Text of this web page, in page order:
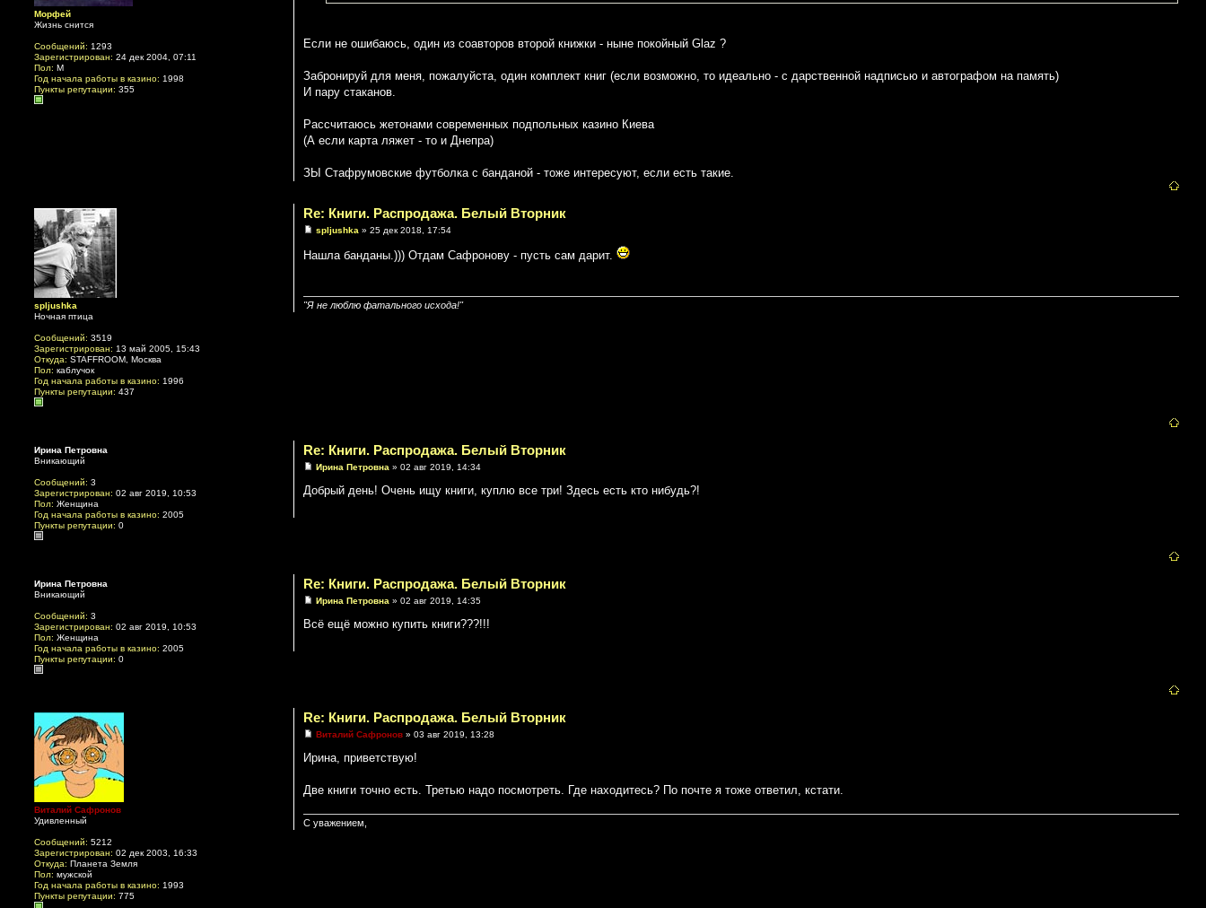
Если не ошибаюсь, один из соавторов второй книжки - ныне покойный Glaz ?
Забронируй для меня, пожалуйста, один комплект книг (если возможно, то идеально - с дарственной надписью и автографом на память)
И пару стаканов.
Рассчитаюсь жетонами современных подпольных казино Киева
(А если карта ляжет - то и Днепра)
ЗЫ Стафрумовские футболка с банданой - тоже интересуют, если есть такие.
Морфей
Жизнь снится
Сообщений: 1293
Зарегистрирован: 24 дек 2004, 07:11
Пол: М
Год начала работы в казино: 1998
Пункты репутации: 355
Re: Книги. Распродажа. Белый Вторник
spljushka » 25 дек 2018, 17:54
Нашла банданы.))) Отдам Сафронову - пусть сам дарит.
"Я не люблю фатального исхода!"
spljushka
Ночная птица
Сообщений: 3519
Зарегистрирован: 13 май 2005, 15:43
Откуда: STAFFROOM, Москва
Пол: каблучок
Год начала работы в казино: 1996
Пункты репутации: 437
Re: Книги. Распродажа. Белый Вторник
Ирина Петровна » 02 авг 2019, 14:34
Добрый день! Очень ищу книги, куплю все три! Здесь есть кто нибудь?!
Ирина Петровна
Вникающий
Сообщений: 3
Зарегистрирован: 02 авг 2019, 10:53
Пол: Женщина
Год начала работы в казино: 2005
Пункты репутации: 0
Re: Книги. Распродажа. Белый Вторник
Ирина Петровна » 02 авг 2019, 14:35
Всё ещё можно купить книги???!!!
Ирина Петровна
Вникающий
Сообщений: 3
Зарегистрирован: 02 авг 2019, 10:53
Пол: Женщина
Год начала работы в казино: 2005
Пункты репутации: 0
Re: Книги. Распродажа. Белый Вторник
Виталий Сафронов » 03 авг 2019, 13:28
Ирина, приветствую!
Две книги точно есть. Третью надо посмотреть. Где находитесь? По почте я тоже ответил, кстати.
С уважением,
Виталий Сафронов
Удивленный
Сообщений: 5212
Зарегистрирован: 02 дек 2003, 16:33
Откуда: Планета Земля
Пол: мужской
Год начала работы в казино: 1993
Пункты репутации: 775